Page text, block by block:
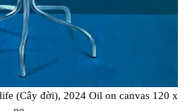
(Cây đời), 2024 Oil on canvas 120 x